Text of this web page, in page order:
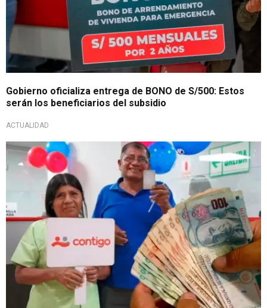
Gobierno oficializa entrega de BONO de S/500: Estos
serán los beneficiarios del subsidio
ACTUALIDAD
Beneficio económico